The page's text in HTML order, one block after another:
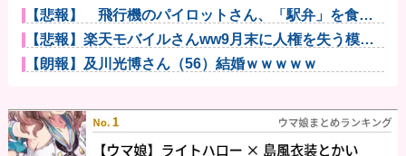
【悲報】 飛行機のパイロットさん、「駅弁」を食べ
ていることが...
【悲報】楽天モバイルさんww9月末に人権を失う模様
wwwww
【朗報】及川光博さん（56）結婚ｗｗｗｗｗ